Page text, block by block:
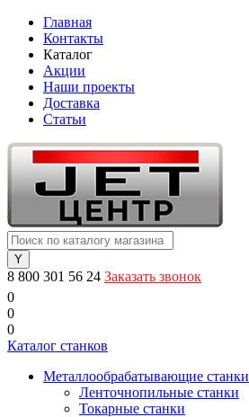
Главная
Контакты
Каталог
Акции
Наши проекты
Доставка
Статьи
8 800 301 56 24 Заказать звонок
0
0
0
Каталог станков
Металлообрабатывающие станки
Ленточнопильные станки
Токарные станки